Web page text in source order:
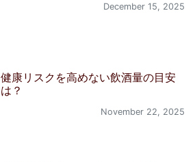
December 15, 2025
健康リスクを高めない飲酒量の目安
は？
November 22, 2025